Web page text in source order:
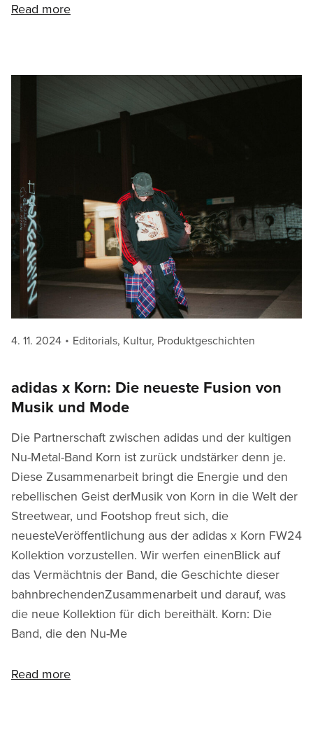
Read more
Posted
4. 11. 2024 Categories
Editorials, Kultur, Produktgeschichten
adidas x Korn: Die neueste Fusion von
Musik und Mode
Die Partnerschaft zwischen adidas und der kultigen
Nu-Metal-Band Korn ist zurück undstärker denn je.
Diese Zusammenarbeit bringt die Energie und den
rebellischen Geist derMusik von Korn in die Welt der
Streetwear, und Footshop freut sich, die
neuesteVeröffentlichung aus der adidas x Korn FW24
Kollektion vorzustellen. Wir werfen einenBlick auf
das Vermächtnis der Band, die Geschichte dieser
bahnbrechendenZusammenarbeit und darauf, was
die neue Kollektion für dich bereithält. Korn: Die
Band, die den Nu-Me
Read more